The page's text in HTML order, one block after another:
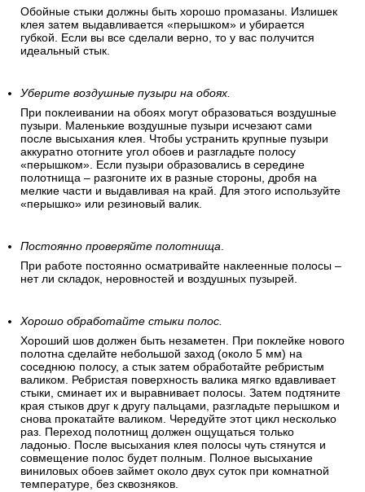
Обойные стыки должны быть хорошо промазаны. Излишек
клея затем выдавливается «перышком» и убирается
губкой. Если вы все сделали верно, то у вас получится
идеальный стык.
Уберите воздушные пузыри на обоях.
При поклеивании на обоях могут образоваться воздушные
пузыри. Маленькие воздушные пузыри исчезают сами
после высыхания клея. Чтобы устранить крупные пузыри
аккуратно отогните угол обоев и разгладьте полосу
«перышком». Если пузыри образовались в середине
полотнища – разгоните их в разные стороны, дробя на
мелкие части и выдавливая на край. Для этого используйте
«перышко» или резиновый валик.
Постоянно проверяйте полотнища.
При работе постоянно осматривайте наклеенные полосы –
нет ли складок, неровностей и воздушных пузырей.
Хорошо обработайте стыки полос.
Хороший шов должен быть незаметен. При поклейке нового
полотна сделайте небольшой заход (около 5 мм) на
соседнюю полосу, а стык затем обработайте ребристым
валиком. Ребристая поверхность валика мягко вдавливает
стыки, сминает их и выравнивает полосы. Затем подтяните
края стыков друг к другу пальцами, разгладьте перышком и
снова прокатайте валиком. Чередуйте этот цикл несколько
раз. Переход полотнищ должен ощущаться только
ладонью. После высыхания клея полосы чуть стянутся и
совмещение полос будет полным. Полное высыхание
виниловых обоев займет около двух суток при комнатной
температуре, без сквозняков.